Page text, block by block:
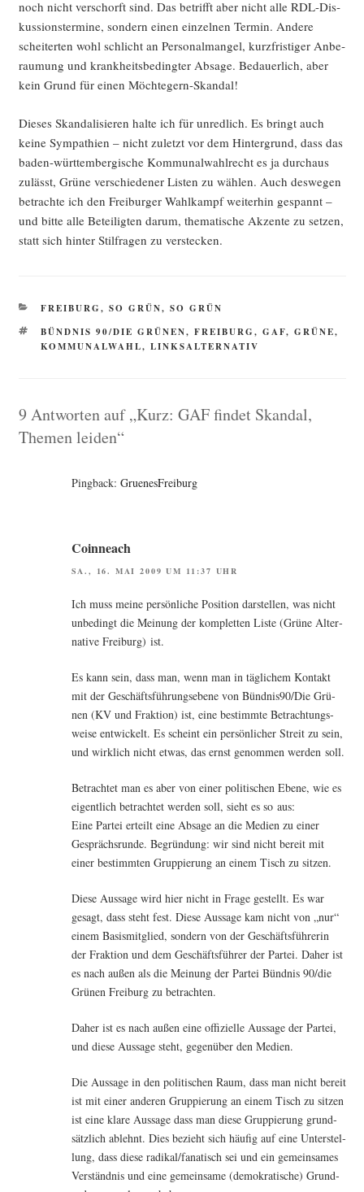
noch nicht ver­schorft sind. Das betrifft aber nicht alle RDL-Dis­
kus­si­ons­ter­mi­ne, son­dern einen ein­zel­nen Ter­min. Ande­re
schei­ter­ten wohl schlicht an Per­so­nal­man­gel, kurz­fris­ti­ger Anbe­
raumung und krank­heits­be­ding­ter Absa­ge. Bedau­er­lich, aber
kein Grund für einen Möchtegern-Skandal!
Die­ses Skan­da­li­sie­ren hal­te ich für unred­lich. Es bringt auch
kei­ne Sym­pa­thien – nicht zuletzt vor dem Hin­ter­grund, dass das
baden-würt­tem­ber­gi­sche Kom­mu­nal­wahl­recht es ja durch­aus
zulässt, Grü­ne ver­schie­de­ner Lis­ten zu wäh­len. Auch des­we­gen
betrach­te ich den Frei­bur­ger Wahl­kampf wei­ter­hin gespannt –
und bit­te alle Betei­lig­ten dar­um, the­ma­ti­sche Akzen­te zu set­zen,
statt sich hin­ter Stil­fra­gen zu verstecken.
KATEGORIEN
FREIBURG, SO GRÜN, SO GRÜN
SCHLAGWÖRTER
BÜNDNIS 90/DIE GRÜNEN, FREIBURG, GAF, GRÜNE,
KOMMUNALWAHL, LINKSALTERNATIV
9 Antworten auf „Kurz: GAF findet Skandal,
Themen leiden“
Pingback: GruenesFreiburg
Coinneach
SA., 16. MAI 2009 UM 11:37 UHR
Ich muss mei­ne per­sön­li­che Posi­ti­on dar­stel­len, was nicht
unbe­dingt die Mei­nung der kom­plet­ten Lis­te (Grü­ne Alter­
na­ti­ve Frei­burg) ist.
Es kann sein, dass man, wenn man in täg­li­chem Kon­takt
mit der Geschäfts­füh­rungs­ebe­ne von Bündnis90/Die Grü­
nen (KV und Frak­ti­on) ist, eine bestimm­te Betrach­tungs­
wei­se ent­wi­ckelt. Es scheint ein per­sön­li­cher Streit zu sein,
und wirk­lich nicht etwas, das ernst genom­men wer­den soll.
Betrach­tet man es aber von einer poli­ti­schen Ebe­ne, wie es
eigent­lich betrach­tet wer­den soll, sieht es so aus:
Eine Par­tei erteilt eine Absa­ge an die Medi­en zu einer
Gesprächs­run­de. Begrün­dung: wir sind nicht bereit mit
einer bestimm­ten Grup­pie­rung an einem Tisch zu sitzen.
Die­se Aus­sa­ge wird hier nicht in Fra­ge gestellt. Es war
gesagt, dass steht fest. Die­se Aus­sa­ge kam nicht von „nur“
einem Basis­mit­glied, son­dern von der Geschäfts­füh­re­rin
der Frak­ti­on und dem Geschäfts­füh­rer der Par­tei. Daher ist
es nach außen als die Mei­nung der Par­tei Bünd­nis 90/die
Grü­nen Frei­burg zu betrachten.
Daher ist es nach außen eine offi­zi­el­le Aus­sa­ge der Par­tei,
und die­se Aus­sa­ge steht, gegen­über den Medien.
Die Aus­sa­ge in den poli­ti­schen Raum, dass man nicht bereit
ist mit einer ande­ren Grup­pie­rung an einem Tisch zu sit­zen
ist eine kla­re Aus­sa­ge dass man die­se Grup­pie­rung grund­
sätz­lich ablehnt. Dies bezieht sich häu­fig auf eine Unter­stel­
lung, dass die­se radikal/fanatisch sei und ein gemein­sa­mes
Ver­ständ­nis und eine gemein­sa­me (demo­kra­ti­sche) Grund­